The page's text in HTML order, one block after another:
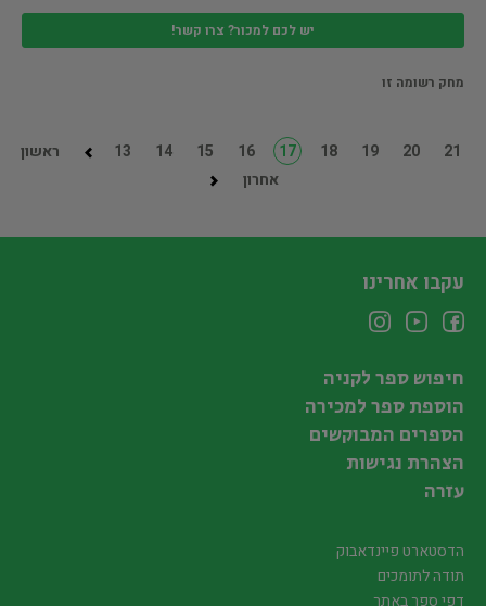
יש לכם למכור? צרו קשר!
מחק רשומה זו
ראשון 13 14 15 16 17 18 19 20
21
אחרון
עקבו אחרינו
חיפוש ספר לקניה
הוספת ספר למכירה
הספרים המבוקשים
הצהרת נגישות
עזרה
הדסטארט פיינדאבוק
תודה לתומכים
דפי ספר באתר